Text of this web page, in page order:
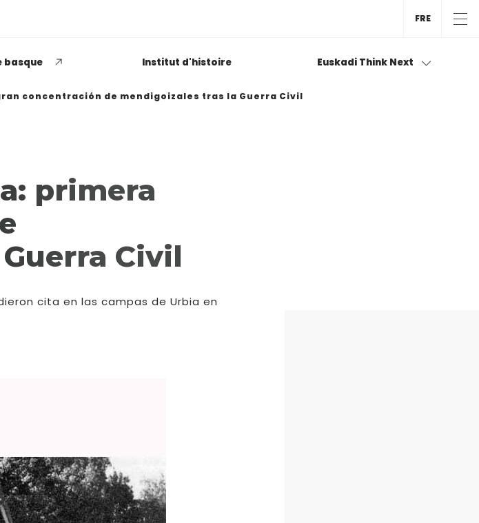
basque Institut d'histoire Euskadi Think Next
que significa
política
FRE
concentración de mendigoizales tras la Guerra Civil
primera
Civil
cita en las campas de Urbia en